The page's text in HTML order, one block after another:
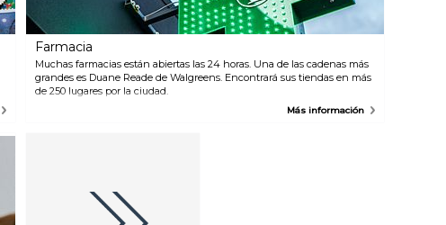
Terminal de Autobuses de la
Autoridad Portuaria.
Farmacia
Muchas farmacias están abiertas las 24 horas. Una de las cadenas más
grandes es Duane Reade de Walgreens. Encontrará sus tiendas en más
de 250 lugares por la ciudad.
Más información